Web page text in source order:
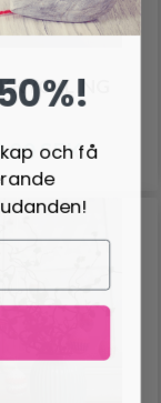
SEK
och få